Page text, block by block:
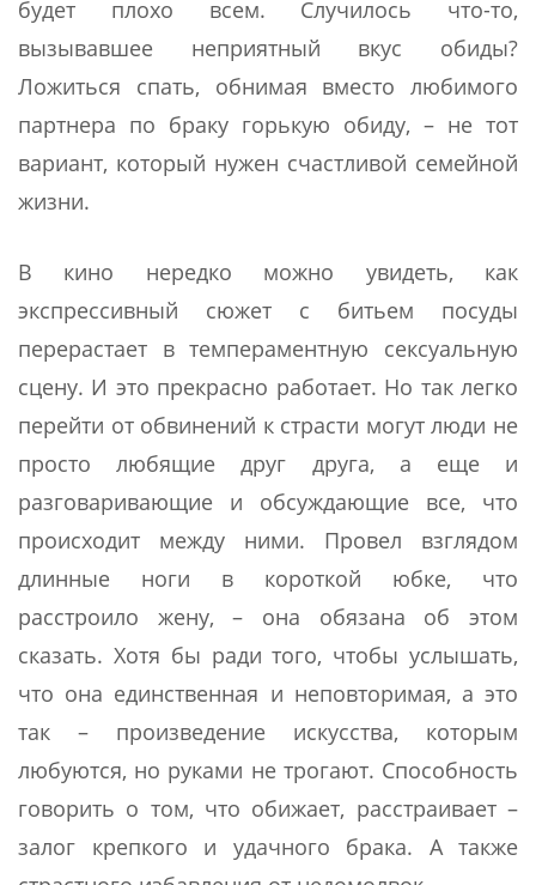
будет плохо всем. Случилось что-то,
вызывавшее неприятный вкус обиды?
Ложиться спать, обнимая вместо любимого
партнера по браку горькую обиду, – не тот
вариант, который нужен счастливой семейной
жизни.
В кино нередко можно увидеть, как
экспрессивный сюжет с битьем посуды
перерастает в темпераментную сексуальную
сцену. И это прекрасно работает. Но так легко
перейти от обвинений к страсти могут люди не
просто любящие друг друга, а еще и
разговаривающие и обсуждающие все, что
происходит между ними. Провел взглядом
длинные ноги в короткой юбке, что
расстроило жену, – она обязана об этом
сказать. Хотя бы ради того, чтобы услышать,
что она единственная и неповторимая, а это
так – произведение искусства, которым
любуются, но руками не трогают. Способность
говорить о том, что обижает, расстраивает –
залог крепкого и удачного брака. А также